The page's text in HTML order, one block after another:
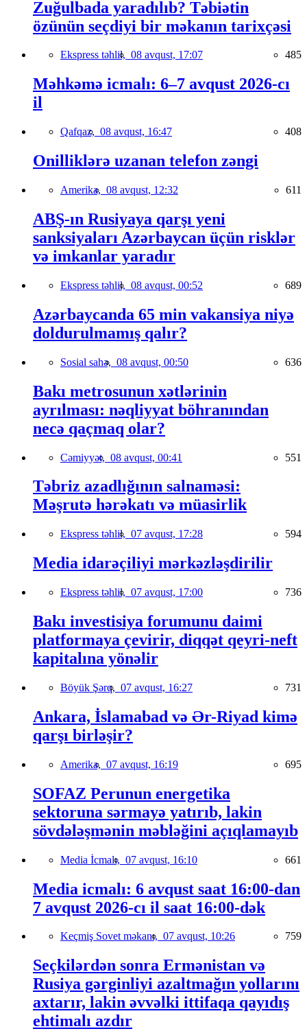
Zuğulbada yaradılıb? Təbiətin
özünün seçdiyi bir məkanın tarixçəsi
Ekspress təhlil, 08 avqust, 17:07 485
Məhkəmə icmalı: 6–7 avqust 2026-cı
il
Qafqaz, 08 avqust, 16:47 408
Onilliklərə uzanan telefon zəngi
Amerika, 08 avqust, 12:32 611
ABŞ-ın Rusiyaya qarşı yeni
sanksiyaları Azərbaycan üçün risklər
və imkanlar yaradır
Ekspress təhlil, 08 avqust, 00:52 689
Azərbaycanda 65 min vakansiya niyə
doldurulmamış qalır?
Sosial sahə, 08 avqust, 00:50 636
Bakı metrosunun xətlərinin
ayrılması: nəqliyyat böhranından
necə qaçmaq olar?
Cəmiyyət, 08 avqust, 00:41 551
Təbriz azadlığının salnaməsi:
Məşrutə hərəkatı və müasirlik
Ekspress təhlil, 07 avqust, 17:28 594
Media idarəçiliyi mərkəzləşdirilir
Ekspress təhlil, 07 avqust, 17:00 736
Bakı investisiya forumunu daimi
platformaya çevirir, diqqət qeyri-neft
kapitalına yönəlir
Böyük Şərq, 07 avqust, 16:27 731
Ankara, İslamabad və Ər-Riyad kimə
qarşı birləşir?
Amerika, 07 avqust, 16:19 695
SOFAZ Perunun energetika
sektoruna sərmayə yatırıb, lakin
sövdələşmənin məbləğini açıqlamayıb
Media İcmalı, 07 avqust, 16:10 661
Media icmalı: 6 avqust saat 16:00-dan
7 avqust 2026-cı il saat 16:00-dək
Keçmiş Sovet məkanı, 07 avqust, 10:26 759
Seçkilərdən sonra Ermənistan və
Rusiya gərginliyi azaltmağın yollarını
axtarır, lakin əvvəlki ittifaqa qayıdış
ehtimalı azdır